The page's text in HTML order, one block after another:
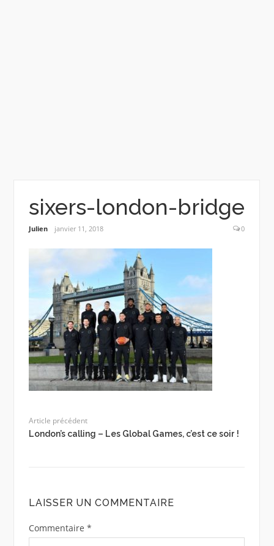
sixers-london-bridge
Julien janvier 11, 2018 0
Article précédent
London’s calling – Les Global Games, c’est ce soir !
LAISSER UN COMMENTAIRE
Commentaire *